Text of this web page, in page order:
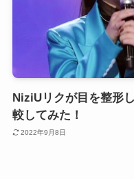
NiziUリクが目を整形
較してみた！
2022年9月8日